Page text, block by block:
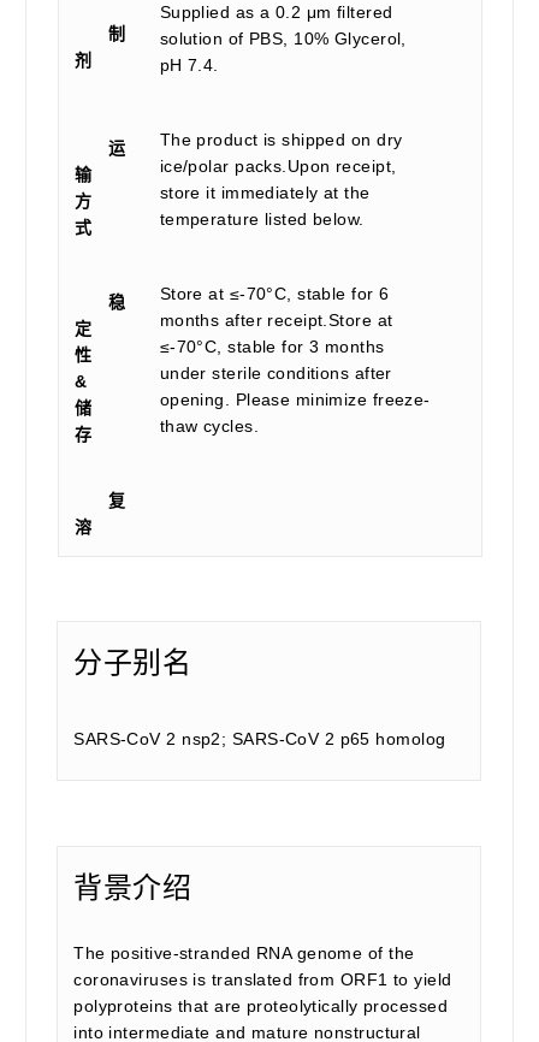
制
剂
Supplied as a 0.2 μm filtered
solution of PBS, 10% Glycerol,
pH 7.4.
运
输
方
式
The product is shipped on dry
ice/polar packs.Upon receipt,
store it immediately at the
temperature listed below.
稳
定
性
&
储
存
Store at ≤-70°C, stable for 6
months after receipt.Store at
≤-70°C, stable for 3 months
under sterile conditions after
opening. Please minimize freeze-
thaw cycles.
复
溶
分子别名
SARS-CoV 2 nsp2; SARS-CoV 2 p65 homolog
背景介绍
The positive-stranded RNA genome of the
coronaviruses is translated from ORF1 to yield
polyproteins that are proteolytically processed
into intermediate and mature nonstructural